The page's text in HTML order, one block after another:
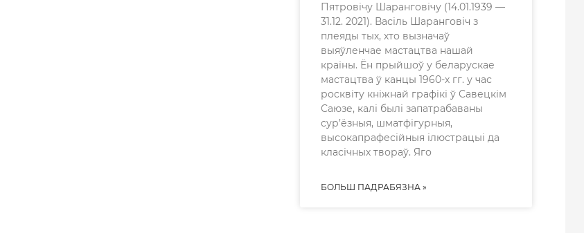
Пятровічу Шаранговічу (14.01.1939 —
31.12. 2021). Васіль Шаранговіч з
плеяды тых, хто вызначаў
выяўленчае мастацтва нашай
краіны. Ён прыйшоў у беларускае
мастацтва ў канцы 1960-х гг. у час
росквіту кніжнай графікі ў Савецкім
Саюзе, калі былі запатрабаваны
сур’ёзныя, шматфігурныя,
высокапрафесійныя ілюстрацыі да
класічных твораў. Яго
БОЛЬШ ПАДРАБЯЗНА »